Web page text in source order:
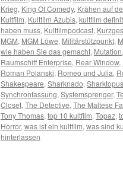
Krieg, King Of Comedy, Krähen auf
Kultfilm, Kultfilm Azubis, kultfilm
haben muss, Kultfilmpodcast,
MGM, MGM Löwe, Militärstützpunkt,
wie haben Sie das gemacht, Mutation,
Raumschiff Enterprise, Rear Window,
Roman Polanski, Romeo und Julia,
Shakespeare, Sharknado, Sharktopus
Synchronfassung, Systemsprenger,
Closet, The Detective, The Maltese
Tony Thomas, top 10 kultfilm, Topaz,
Horror, was ist ein kultfilm, was sind
hinterlassen